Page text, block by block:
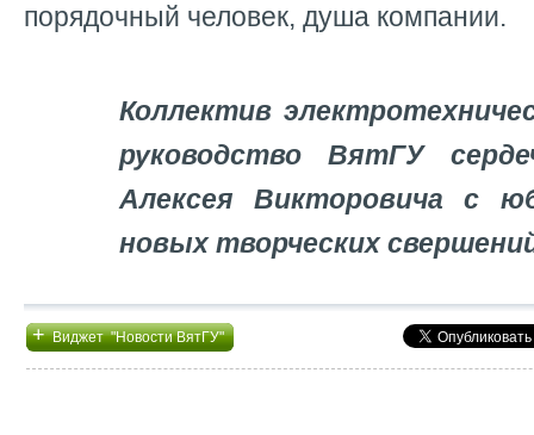
порядочный человек, душа компании.
Коллектив
руководство ВятГУ
Алексея Викторовича с
новых творческих
+Виджет "Новости ВятГУ"